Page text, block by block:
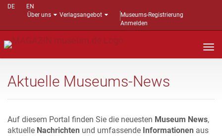
DE
EN
Über uns
Verlagsangebot
Museums-Registrierung
Anmelden
Aktuelle Museums-News
Auf diesem Portal finden Sie die neuesten Museum News,
aktuelle Nachrichten und umfassende Informationen aus